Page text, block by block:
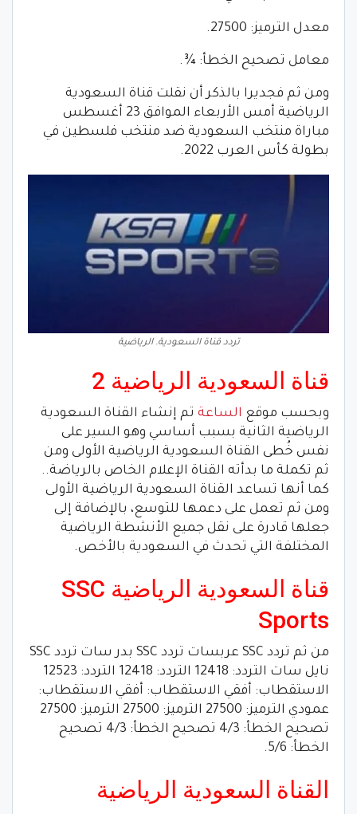
معدل الترميز: 27500.
معامل تصحيح الخطأ: ¾.
ومن ثم فجديرا بالذكر أن نقلت قناة السعودية
الرياضية أمس الأربعاء الموافق 23 أغسطس
مباراة منتخب السعودية ضد منتخب فلسطين في
بطولة كأس العرب 2022.
تردد قناة السعودية. الرياضية
قناة السعودية الرياضية 2
وبحسب موقع الساعة تم إنشاء القناة السعودية
الرياضية الثانية بسبب أساسي وهو السير على
نفس خُطى القناة السعودية الرياضية الأولى ومن
ثم تكملة ما بدأته القناة الإعلام الخاص بالرياضة..
كما أنها تساعد القناة السعودية الرياضية الأولى
ومن ثم تعمل على دعمها للتوسع، بالإضافة إلى
جعلها قادرة على نقل جميع الأنشطة الرياضية
المختلفة التي تحدث في السعودية بالأخص.
قناة السعودية الرياضية SSC
Sports
من ثم تردد SSC عربسات تردد SSC بدر سات تردد SSC
نايل سات التردد: 12418 التردد: 12418 التردد: 12523
الاستقطاب: أفقي الاستقطاب: أفقي الاستقطاب:
عمودي الترميز: 27500 الترميز: 27500 الترميز: 27500
تصحيح الخطأ: 4/3 تصحيح الخطأ: 4/3 تصحيح
الخطأ: 5/6.
القناة السعودية الرياضية